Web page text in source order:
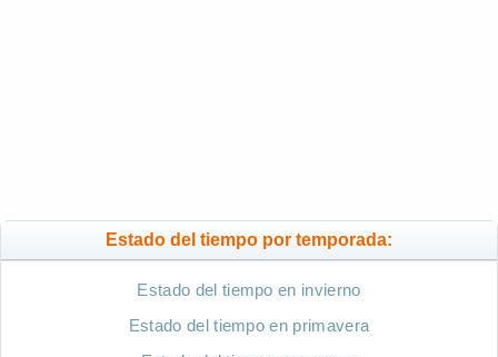
Estado del tiempo por temporada:
Estado del tiempo en invierno
Estado del tiempo en primavera